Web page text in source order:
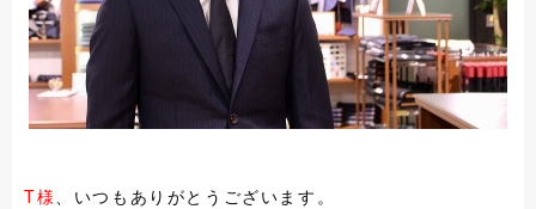
T様、いつもありがとうございます。